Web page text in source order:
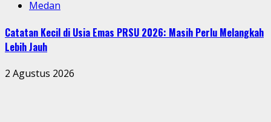
Medan
Catatan Kecil di Usia Emas PRSU 2026: Masih Perlu Melangkah
Lebih Jauh
2 Agustus 2026